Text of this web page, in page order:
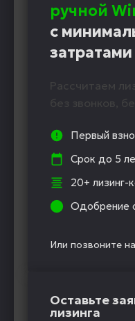
ручной
с
затратами
Рассчитаем
без звонков,
Первый
Срок до 5
20+ лизинг-
Одобрение
Или позвоните
Оставьте
лизинга